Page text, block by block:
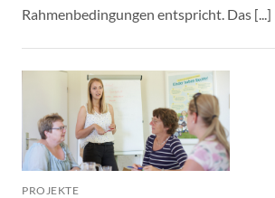
Rahmenbedingungen entspricht. Das [...]
PROJEKTE